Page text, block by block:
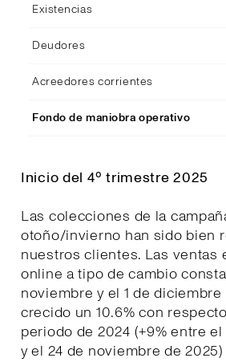
Existencias
Deudores
Acreedores corrientes
Fondo de maniobra operativo
Inicio del 4º trimestre 2025
Las colecciones de la
otoño/invierno han sido bien
nuestros clientes. Las ventas
online a tipo de cambio
noviembre y el 1 de
crecido un 10.6% con
periodo de 2024 (+9% entre
y el 24 de noviembre de 2025)